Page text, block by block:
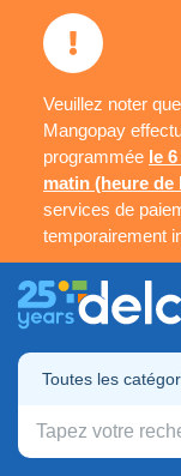
Veuillez noter
Mangopay
programmée le
matin (heure de
services de
temporairement
Toutes les